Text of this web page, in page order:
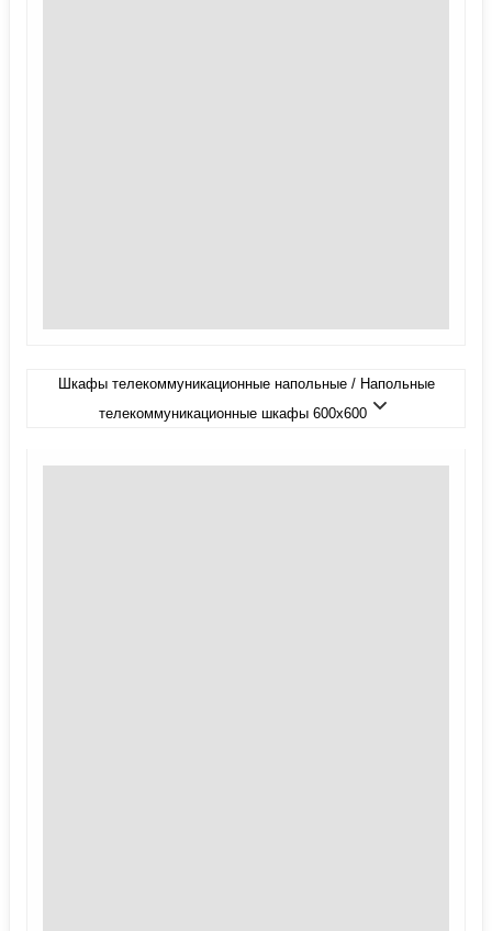
Шкафы телекоммуникационные напольные / Напольные
телекоммуникационные шкафы 600x600